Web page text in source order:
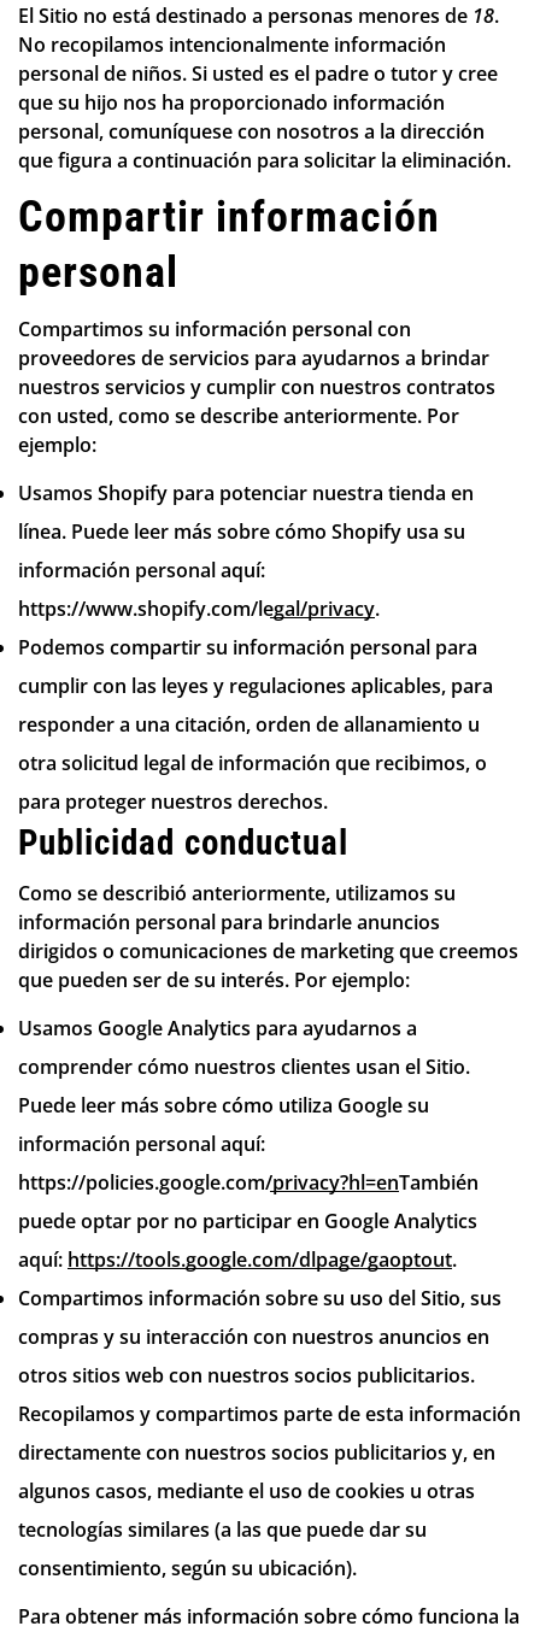
El Sitio no está destinado a personas menores de 18.
No recopilamos intencionalmente información
personal de niños. Si usted es el padre o tutor y cree
que su hijo nos ha proporcionado información
personal, comuníquese con nosotros a la dirección
que figura a continuación para solicitar la eliminación.
Compartir información
personal
Compartimos su información personal con
proveedores de servicios para ayudarnos a brindar
nuestros servicios y cumplir con nuestros contratos
con usted, como se describe anteriormente. Por
ejemplo:
Usamos Shopify para potenciar nuestra tienda en
línea. Puede leer más sobre cómo Shopify usa su
información personal aquí:
https://www.shopify.com/legal/privacy.
Podemos compartir su información personal para
cumplir con las leyes y regulaciones aplicables, para
responder a una citación, orden de allanamiento u
otra solicitud legal de información que recibimos, o
para proteger nuestros derechos.
Publicidad conductual
Como se describió anteriormente, utilizamos su
información personal para brindarle anuncios
dirigidos o comunicaciones de marketing que creemos
que pueden ser de su interés. Por ejemplo:
Usamos Google Analytics para ayudarnos a
comprender cómo nuestros clientes usan el Sitio.
Puede leer más sobre cómo utiliza Google su
información personal aquí:
https://policies.google.com/privacy?hl=enTambién
puede optar por no participar en Google Analytics
aquí: https://tools.google.com/dlpage/gaoptout.
Compartimos información sobre su uso del Sitio, sus
compras y su interacción con nuestros anuncios en
otros sitios web con nuestros socios publicitarios.
Recopilamos y compartimos parte de esta información
directamente con nuestros socios publicitarios y, en
algunos casos, mediante el uso de cookies u otras
tecnologías similares (a las que puede dar su
consentimiento, según su ubicación).
Para obtener más información sobre cómo funciona la